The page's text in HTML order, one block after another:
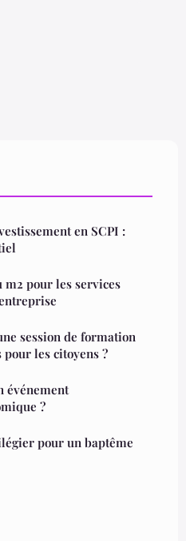
en SCPI :
m2 pour les services
session de formation
les citoyens ?
événement
?
pour un baptême